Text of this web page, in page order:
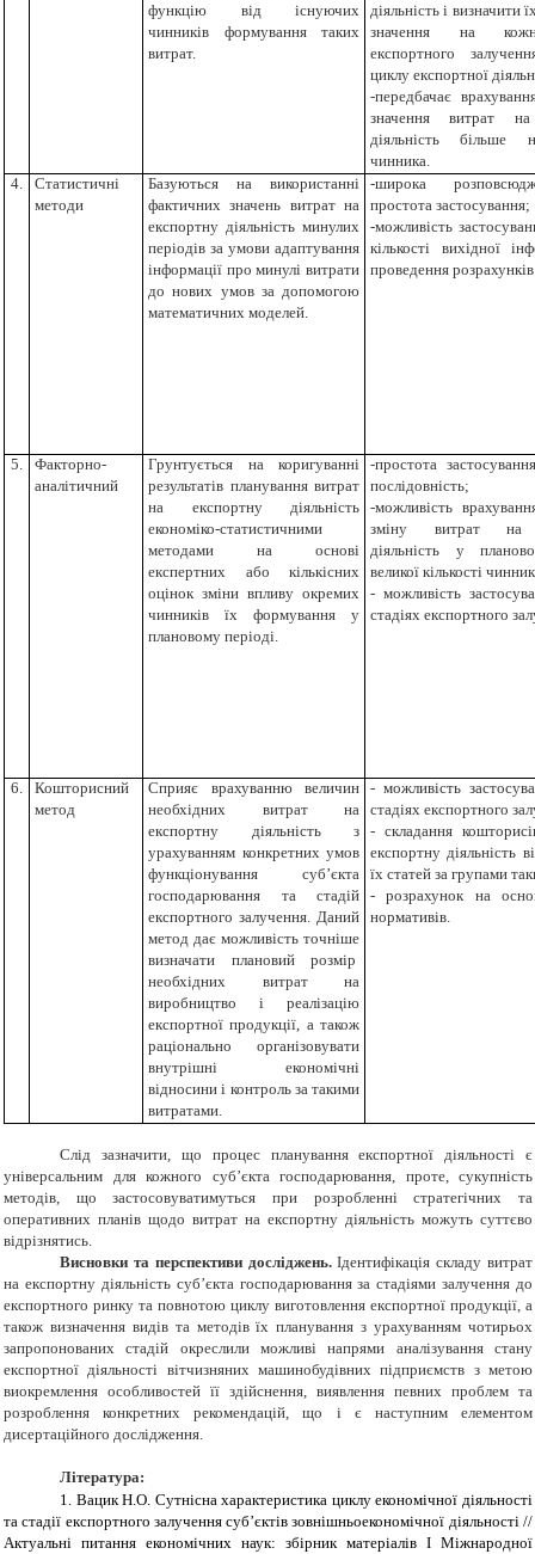
функцію від існуючих
чинників формування таких
витрат.
діяльність і визначити
значення на
експортного
циклу експортної
-передбачає
значення витрат
діяльність більше
чинника.
4.
Статистичні
методи
Базуються на використанні
фактичнихзначень витратна
експортну діяльністьминулих
періодівза умови адаптування
інформаціїпро минулі витрати
до нових умов за допомогою
математичних моделей.
-широка
простота застосування;
-можливість
кількості вихідної
проведення розрахунків
5.
Факторно-
аналітичний
Грунтується на коригуванні
результатів планування витрат
на експортну діяльність
економіко-статистичними
методами на основі
експертних або кількісних
оцінок зміни впливу окремих
чинників їх формування у
плановому періоді.
-простотазастосування
послідовність;
-можливість
зміну витрат на
діяльністьу
великої кількості
- можливість
стадіях експортного
6.
Кошторисний
метод
Сприяє врахуванню величин
необхідних витрат на
експортну діяльність з
урахуванням конкретних умов
функціонування суб’єкта
господарювання та стадій
експортного залучення. Даний
метод дає можливість точніше
визначати плановий розмір
необхідних витрат на
виробництво і реалізацію
експортної продукції, а також
раціонально організовувати
внутрішні економічні
відносини і контроль за такими
витратами.
- можливість
стадіях експортного
- складання
експортну діяльність
їх статей за групами
- розрахунок на
нормативів.
Слід зазначити, що процес планування експортної діяльності є
універсальним для кожного суб’єкта господарювання, проте, сукупність
методів, що застосовуватимуться при розробленні стратегічних та
оперативних планів щодо витрат на експортну діяльність можуть суттєво
відрізнятись.
Висновки та перспективи досліджень.Ідентифікація складу витрат
на експортну діяльність суб’єкта господарювання за стадіями залучення до
експортного ринку та повнотою циклу виготовлення експортної продукції, а
також визначення видів та методів їх планування з урахуванням чотирьох
запропонованих стадій окреслили можливі напрями аналізування стану
експортної діяльності вітчизняних машинобудівних підприємств з метою
виокремлення особливостей її здійснення, виявлення певних проблем та
розроблення конкретних рекомендацій, що і є наступним елементом
дисертаційного дослідження.
Література:
1. Вацик Н.О. Сутнісна характеристика циклу економічної діяльності
та стадії експортного залучення суб’єктів зовнішньоекономічної діяльності //
Актуальні питання економічних наук: збірник матеріалів І Міжнародної